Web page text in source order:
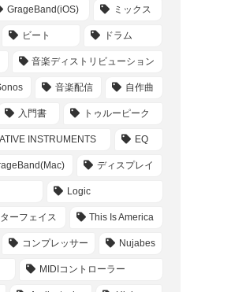
GrageBand(iOS) ミックス
ビート ドラム
音楽ディストリビューション
音楽配信 自作曲
入門書 トゥルーピーク
INSTRUMENTS EQ
ディスプレイ
Logic
ーフェイス This Is America
コンプレッサー Nujabes
MIDIコントローラー